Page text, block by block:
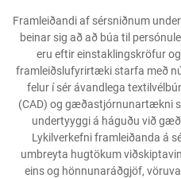
Framleiðandi af sérsniðnum
beinar sig að að búa til
eru eftir einstaklingskröfur
framleiðslufyrirtæki starfa með
felur í sér ávandlega
(CAD) og gæðastjórnunartækni
undertyyggi á háguðu við
Lykilverkefni framleiðanda á
umbreyta hugtökum
eins og hönnunaráðgjöf,